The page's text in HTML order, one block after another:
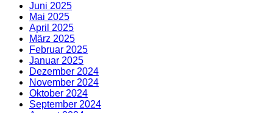
Juni 2025
Mai 2025
April 2025
März 2025
Februar 2025
Januar 2025
Dezember 2024
November 2024
Oktober 2024
September 2024